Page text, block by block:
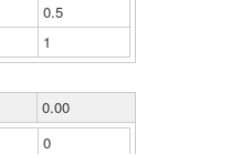
0.5
1
0.00
0